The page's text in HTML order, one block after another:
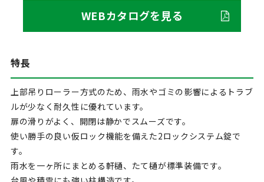
WEBカタログを見る
特長
上部吊りローラー方式のため、雨水やゴミの影響によるトラブ
ルが少なく耐久性に優れています。
扉の滑りがよく、開閉は静かでスムーズです。
使い勝手の良い仮ロック機能を備えた2ロックシステム錠で
す。
雨水を一ヶ所にまとめる軒樋、たて樋が標準装備です。